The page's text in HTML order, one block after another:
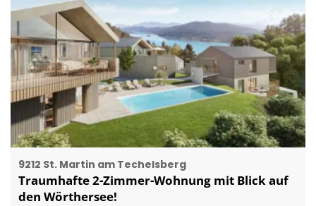
9212 St. Martin am Techelsberg
Traumhafte 2-Zimmer-Wohnung mit Blick auf
den Wörthersee!